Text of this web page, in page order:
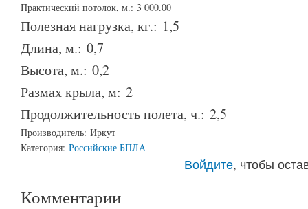
Практический потолок, м.: 3 000.00
Полезная нагрузка, кг.: 1,5
Длина, м.: 0,7
Высота, м.: 0,2
Размах крыла, м: 2
Продолжительность полета, ч.: 2,5
Производитель: Иркут
Категория: Российские БПЛА
Войдите, чтобы
Комментарии